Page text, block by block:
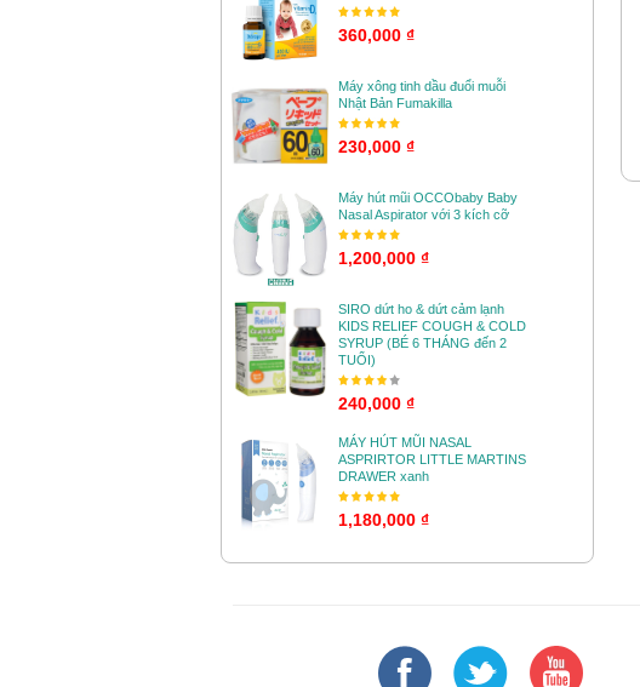
360,000 ₫
Máy xông tinh dầu đuổi muỗi
Nhật Bản Fumakilla
230,000 ₫
Máy hút mũi OCCObaby Baby
Nasal Aspirator với 3 kích cỡ
1,200,000 ₫
SIRO dứt ho & dứt cảm lạnh
KIDS RELIEF COUGH & COLD
SYRUP (BÉ 6 THÁNG đến 2
TUỔI)
240,000 ₫
MÁY HÚT MŨI NASAL
ASPRIRTOR LITTLE MARTINS
DRAWER xanh
1,180,000 ₫